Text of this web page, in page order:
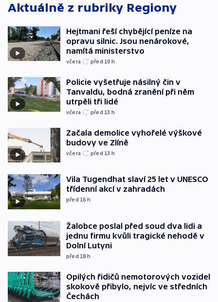
Aktuálně z rubriky Regiony
Hejtmani řeší chybějící peníze na
opravu silnic. Jsou nenárokové,
namítá ministerstvo
včera před 10 h
Policie vyšetřuje násilný čin v
Tanvaldu, bodná zranění při něm
utrpěli tři lidé
včera před 13 h
Začala demolice vyhořelé výškové
budovy ve Zlíně
včera před 13 h
Vila Tugendhat slaví 25 let v UNESCO
třídenní akcí v zahradách
před 16 h
Žalobce poslal před soud dva lidi a
jednu firmu kvůli tragické nehodě v
Dolní Lutyni
před 18 h
Opilých řidičů nemotorových vozidel
skokově přibylo, nejvíc ve středních
Čechách